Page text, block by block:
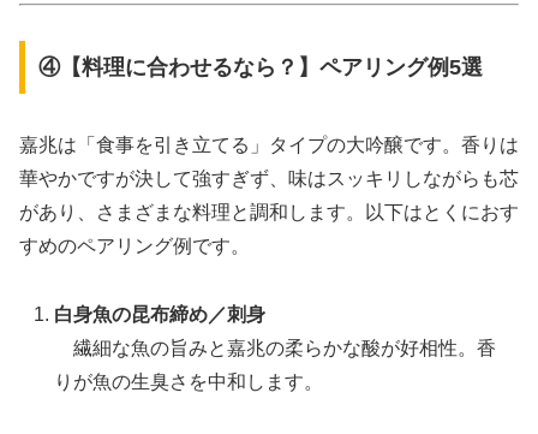
④【料理に合わせるなら？】ペアリング例5選
嘉兆は「食事を引き立てる」タイプの大吟醸です。香りは
華やかですが決して強すぎず、味はスッキリしながらも芯
があり、さまざまな料理と調和します。以下はとくにおす
すめのペアリング例です。
白身魚の昆布締め／刺身
繊細な魚の旨みと嘉兆の柔らかな酸が好相性。香
りが魚の生臭さを中和します。